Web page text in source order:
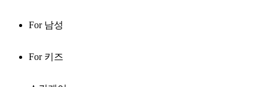
For 남성
For 키즈